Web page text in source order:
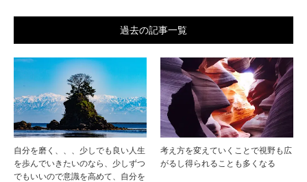
過去の記事一覧
自分を磨く、、、少しでも良い人生
を歩んでいきたいのなら、少しずつ
でもいいので意識を高めて、自分を
考え方を変えていくことで視野も広
がるし得られることも多くなる